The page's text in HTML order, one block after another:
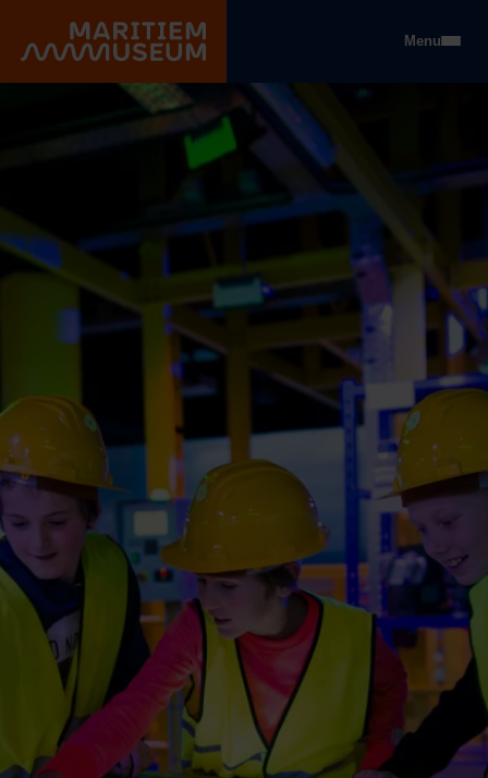
Go to main content Menu